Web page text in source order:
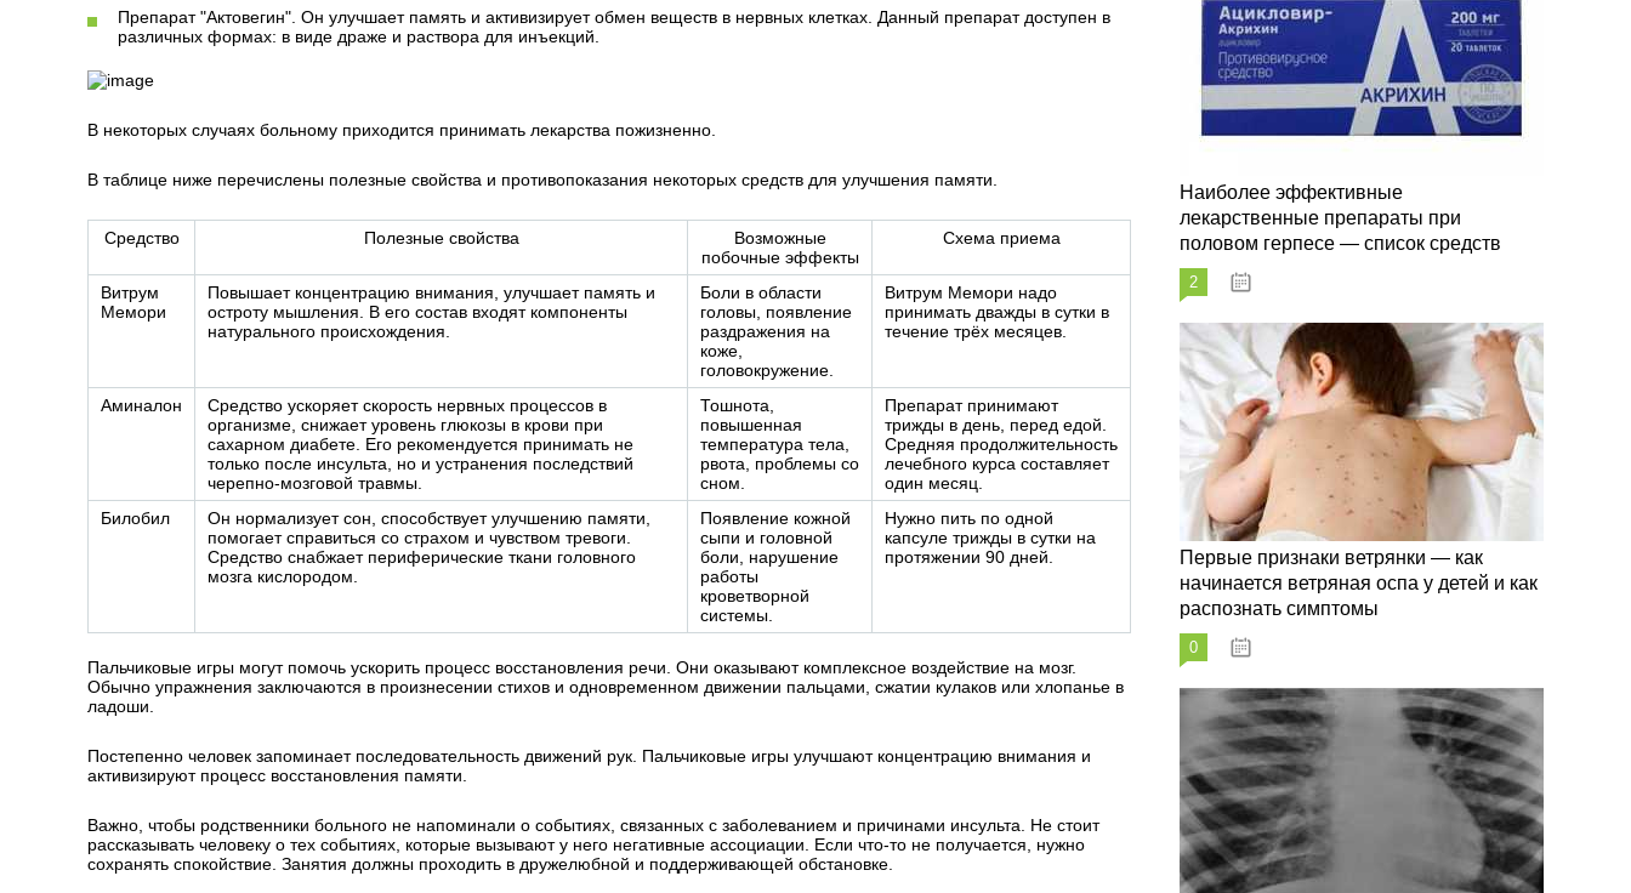
Препарат "Актовегин". Он улучшает память и активизирует обмен веществ в нервных клетках. Данный препарат доступен в
различных формах: в виде драже и раствора для инъекций.
В некоторых случаях больному приходится принимать лекарства пожизненно.
В таблице ниже перечислены полезные свойства и противопоказания некоторых средств для улучшения памяти.
Средство Полезные свойства
Возможные
побочные эффекты
Схема приема
Витрум
Мемори
Повышает концентрацию внимания, улучшает память и
остроту мышления. В его состав входят компоненты
натурального происхождения.
Боли в области
головы, появление
раздражения на
коже,
головокружение.
Витрум Мемори надо
принимать дважды в сутки в
течение трёх месяцев.
Аминалон
Средство ускоряет скорость нервных процессов в
организме, снижает уровень глюкозы в крови при
сахарном диабете. Его рекомендуется принимать не
только после инсульта, но и устранения последствий
черепно-мозговой травмы.
Тошнота,
повышенная
температура тела,
рвота, проблемы со
сном.
Препарат принимают
трижды в день, перед едой.
Средняя продолжительность
лечебного курса составляет
один месяц.
Билобил
Он нормализует сон, способствует улучшению памяти,
помогает справиться со страхом и чувством тревоги.
Средство снабжает периферические ткани головного
мозга кислородом.
Появление кожной
сыпи и головной
боли, нарушение
работы
кроветворной
системы.
Нужно пить по одной
капсуле трижды в сутки на
протяжении 90 дней.
Пальчиковые игры могут помочь ускорить процесс восстановления речи. Они оказывают комплексное воздействие на мозг.
Обычно упражнения заключаются в произнесении стихов и одновременном движении пальцами, сжатии кулаков или хлопанье в
ладоши.
Постепенно человек запоминает последовательность движений рук. Пальчиковые игры улучшают концентрацию внимания и
активизируют процесс восстановления памяти.
Важно, чтобы родственники больного не напоминали о событиях, связанных с заболеванием и причинами инсульта. Не стоит
рассказывать человеку о тех событиях, которые вызывают у него негативные ассоциации. Если что-то не получается, нужно
сохранять спокойствие. Занятия должны проходить в дружелюбной и поддерживающей обстановке.
Наиболее эффективные
лекарственные препараты при
половом герпесе — список средств
2
Первые признаки ветрянки — как
начинается ветряная оспа у детей и как
распознать симптомы
0